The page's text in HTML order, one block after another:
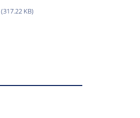
(317.22 KB)